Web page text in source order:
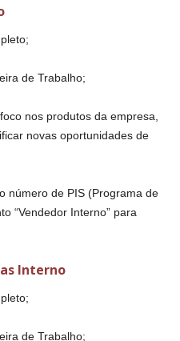
de Trabalho;
nos produtos da empresa,
novas oportunidades de
número de PIS (Programa de
“Vendedor Interno” para
Interno
de Trabalho;